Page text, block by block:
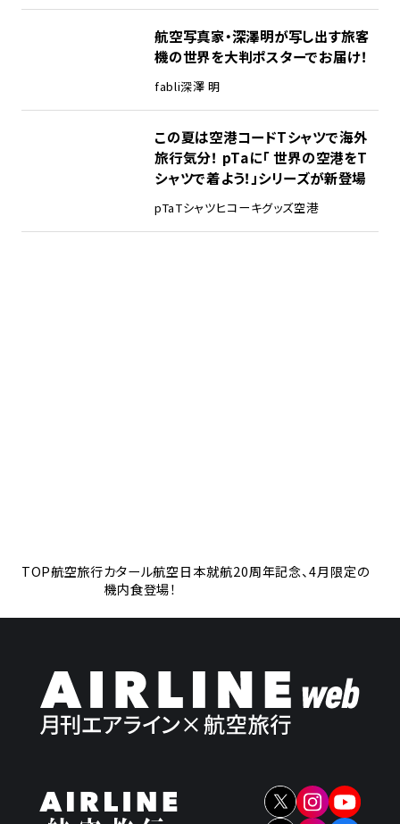
航空写真家・深澤明が写し出す旅客
機の世界を大判ポスターでお届け！
fabli深澤 明
この夏は空港コードTシャツで海外
旅行気分！ pTaに「 世界の空港をT
シャツで着よう！」シリーズが新登場
pTaTシャツヒコーキグッズ空港
TOP航空旅行カタール航空日本就航20周年記念、4月限定の
機内食登場！